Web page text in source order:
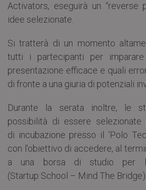
Activators, eseguirà un “reverse
idee selezionate.
Si tratterà di un momento
tutti i partecipanti per
presentazione efficace e quali
di fronte a una giuria di potenziali
Durante la serata inoltre, le
possibilità di essere
di incubazione presso il ‘Polo
con l’obiettivo di accedere, al
a una borsa di studio per
(Startup School – Mind The Bridge).